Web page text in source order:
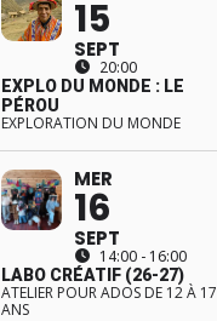
15
SEPT
20:00
EXPLO DU MONDE : LE
PÉROU
EXPLORATION DU MONDE
MER
16
SEPT
14:00 - 16:00
LABO CRÉATIF (26-27)
ATELIER POUR ADOS DE 12 À 17
ANS